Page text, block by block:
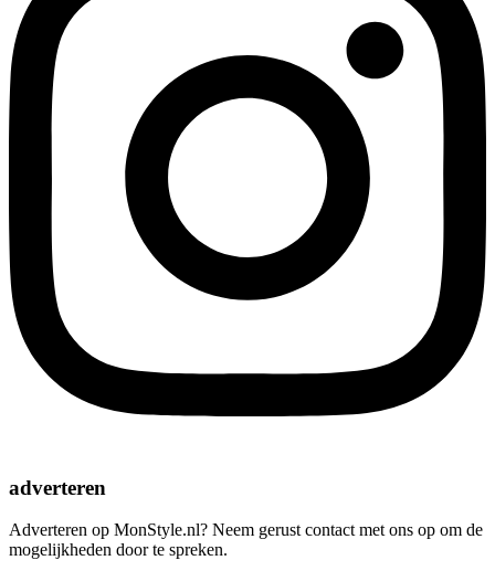
adverteren
Adverteren op MonStyle.nl? Neem gerust contact met ons op om de
mogelijkheden door te spreken.